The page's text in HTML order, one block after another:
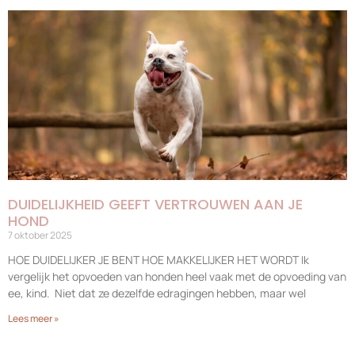
DUIDELIJKHEID GEEFT VERTROUWEN AAN JE
HOND
7 oktober 2025
HOE DUIDELIJKER JE BENT HOE MAKKELIJKER HET WORDT Ik
vergelijk het opvoeden van honden heel vaak met de opvoeding van
ee, kind. Niet dat ze dezelfde edragingen hebben, maar wel
Lees meer »